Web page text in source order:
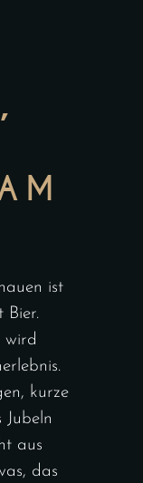
ist
Bier.
wird
kurze
Jubeln
aus
das